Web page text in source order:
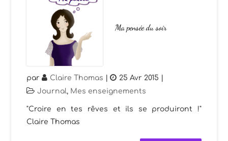
Ma pensée du soir
par Claire Thomas | 25 Avr 2015 |
Journal, Mes enseignements
"Croire en tes rêves et ils se produiront !"
Claire Thomas